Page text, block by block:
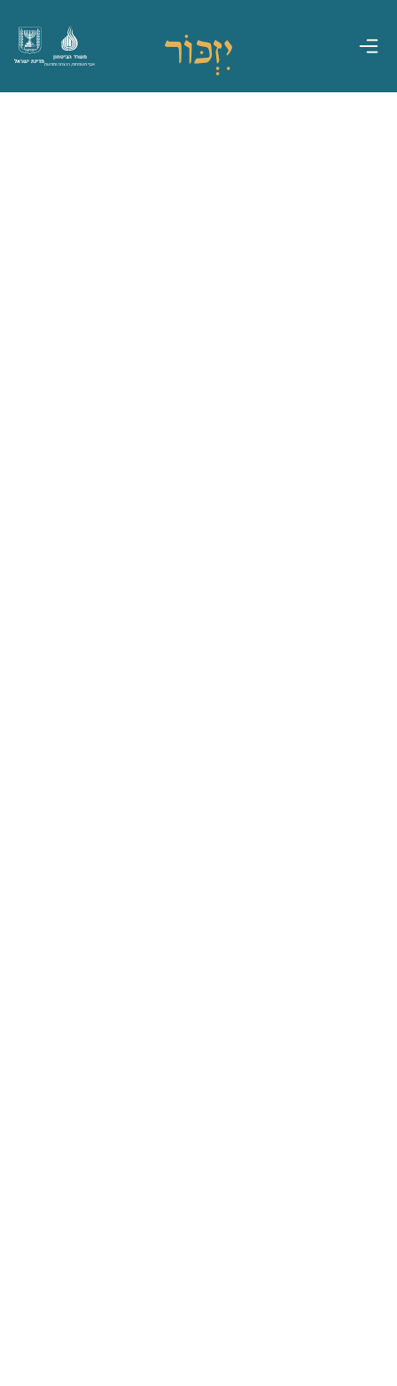
מדינת ישראל
משרד הביטחון
אגף משפחות, הנצחה ומורשת